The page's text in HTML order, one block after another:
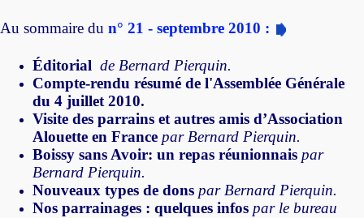
Au sommaire du n° 21 - septembre 2010 :
Éditorial de Bernard Pierquin.
Compte-rendu résumé de l'Assemblée Générale
du 4 juillet 2010.
Visite des parrains et autres amis d’Association
Alouette en France par Bernard Pierquin.
Boissy sans Avoir: un repas réunionnais par
Bernard Pierquin.
Nouveaux types de dons par Bernard Pierquin.
Nos parrainages : quelques infos par le bureau